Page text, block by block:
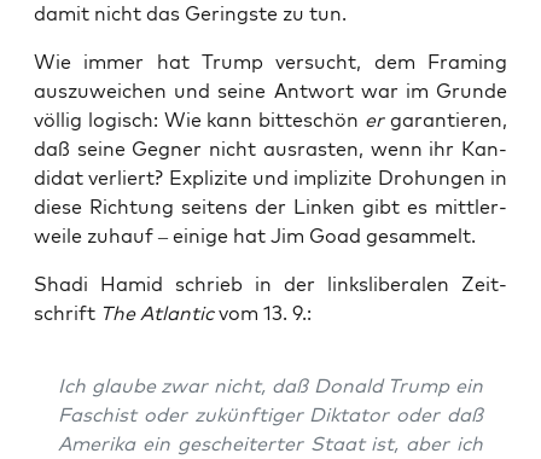
damit nicht das Gerings­te zu tun.
Wie immer hat Trump ver­sucht, dem Framing
aus­zu­wei­chen und sei­ne Ant­wort war im Grun­de
völ­lig logisch: Wie kann bit­te­schön ergaran­tie­ren,
daß sei­ne Geg­ner nicht aus­ras­ten, wenn ihr Kan­
di­dat ver­liert? Expli­zi­te und impli­zi­te Dro­hun­gen in
die­se Rich­tung sei­tens der Lin­ken gibt es mitt­ler­
wei­le zuhauf – eini­ge hat Jim Goad gesammelt.
Shadi Hamid schrieb in der links­li­be­ra­len Zeit­
schrift The Atlan­ticvom 13. 9.:
Ich glau­be zwar nicht, daß Donald Trump ein
Faschist oder zukünf­ti­ger Dik­ta­tor oder daß
Ame­ri­ka ein geschei­ter­ter Staat ist, aber ich